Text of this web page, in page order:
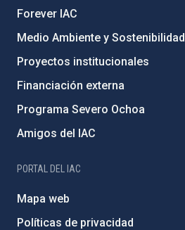
Forever IAC
Medio Ambiente y Sostenibilidad
Proyectos institucionales
Financiación externa
Programa Severo Ochoa
Amigos del IAC
PORTAL DEL IAC
Mapa web
Políticas de privacidad